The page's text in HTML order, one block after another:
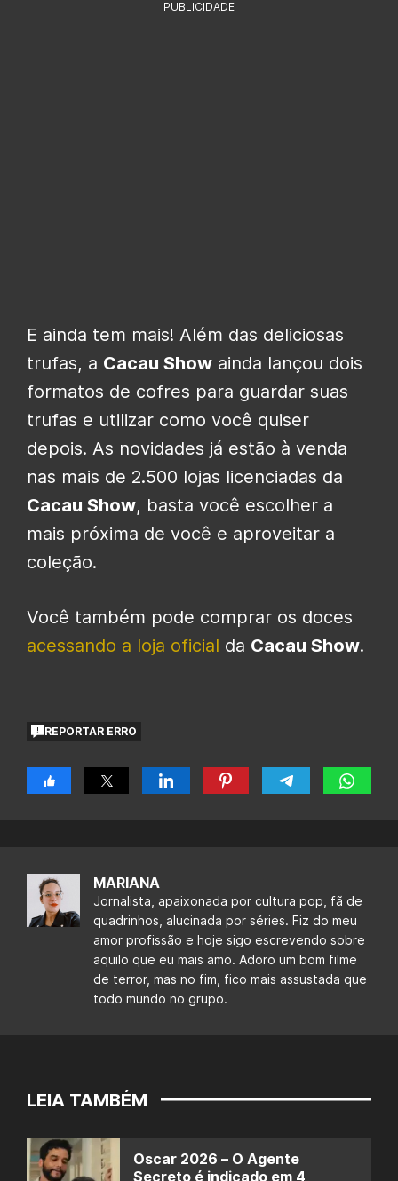
PUBLICIDADE
E ainda tem mais! Além das deliciosas
trufas, a Cacau Show ainda lançou dois
formatos de cofres para guardar suas
trufas e utilizar como você quiser
depois. As novidades já estão à venda
nas mais de 2.500 lojas licenciadas da
Cacau Show, basta você escolher a
mais próxima de você e aproveitar a
coleção.
Você também pode comprar os doces
acessando a loja oficial da Cacau Show.
REPORTAR ERRO
MARIANA
Jornalista, apaixonada por cultura pop, fã de
quadrinhos, alucinada por séries. Fiz do meu
amor profissão e hoje sigo escrevendo sobre
aquilo que eu mais amo. Adoro um bom filme
de terror, mas no fim, fico mais assustada que
todo mundo no grupo.
LEIA TAMBÉM
Oscar 2026 – O Agente
Secreto é indicado em 4